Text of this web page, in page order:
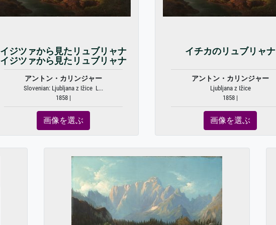
イジツァから見たリュブリャナ
イジツァから見たリュブリャナ
アントン・カリンジャー
Slovenian: Ljubljana z Ižice L...
1858 |
画像を選ぶ
イチカのリュブリャナ
アントン・カリンジャー
Ljubljana z Ižice
1858 |
画像を選ぶ